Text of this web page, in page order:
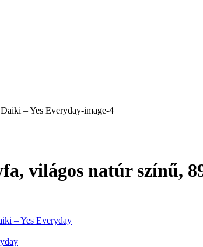
világos natúr színű,
– Yes Everyday